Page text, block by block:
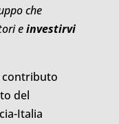
che
einvestirvi
contributo
del
Italia